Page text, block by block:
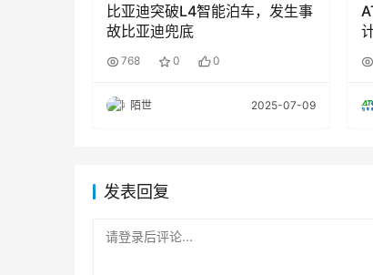
比亚迪突破L4智能泊车，发生事
故比亚迪兜底
768 0 0
陌世 2025-07-09
发表回复
请登录后评论...